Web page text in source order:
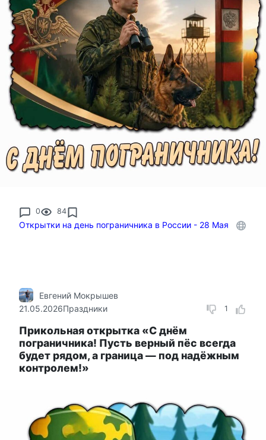
0 84
Открытки на день пограничника в России - 28 Мая
1
Евгений Мокрышев
21.05.2026Праздники
Прикольная открытка «С днём
пограничника! Пусть верный пёс всегда
будет рядом, а граница — под надёжным
контролем!»